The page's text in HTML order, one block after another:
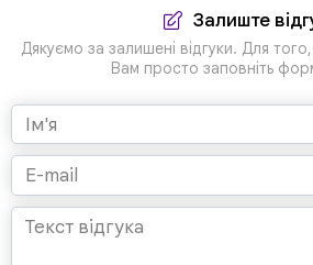
Залиште
Дякуємо за залишені відгуки. Для
Вам просто заповніть